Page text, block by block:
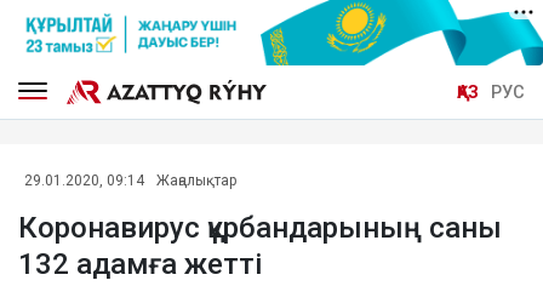
ҚАЗ РУС
29.01.2020, 09:14 Жаңалықтар
Коронавирус құрбандарының саны
132 адамға жетті